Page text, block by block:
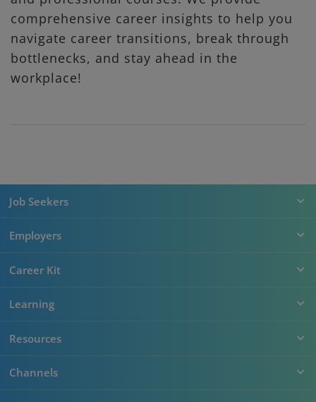
comprehensive career insights to help you
navigate career transitions, break through
bottlenecks, and stay ahead in the
workplace!
Job Seekers
Employers
Career Kit
Learning
Resources
Channels